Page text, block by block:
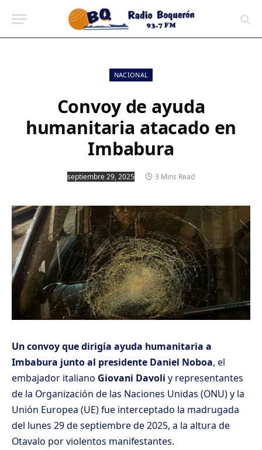
NACIONAL
Convoy de ayuda
humanitaria atacado en
Imbabura
septiembre 29, 2025 3 Mins Read
Un convoy que dirigía ayuda humanitaria a
Imbabura junto al presidente Daniel Noboa, el
embajador italiano Giovani Davoli y representantes
de la Organización de las Naciones Unidas (ONU) y la
Unión Europea (UE) fue interceptado la madrugada
del lunes 29 de septiembre de 2025, a la altura de
Otavalo por violentos manifestantes.